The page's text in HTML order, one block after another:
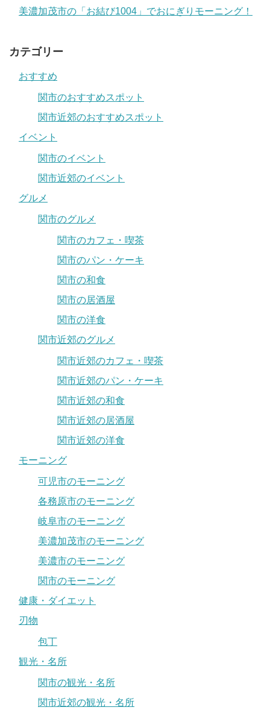
美濃加茂市の「お結び1004」でおにぎりモーニング！
カテゴリー
おすすめ
関市のおすすめスポット
関市近郊のおすすめスポット
イベント
関市のイベント
関市近郊のイベント
グルメ
関市のグルメ
関市のカフェ・喫茶
関市のパン・ケーキ
関市の和食
関市の居酒屋
関市の洋食
関市近郊のグルメ
関市近郊のカフェ・喫茶
関市近郊のパン・ケーキ
関市近郊の和食
関市近郊の居酒屋
関市近郊の洋食
モーニング
可児市のモーニング
各務原市のモーニング
岐阜市のモーニング
美濃加茂市のモーニング
美濃市のモーニング
関市のモーニング
健康・ダイエット
刃物
包丁
観光・名所
関市の観光・名所
関市近郊の観光・名所